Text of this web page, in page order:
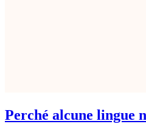
Perché alcune lingue